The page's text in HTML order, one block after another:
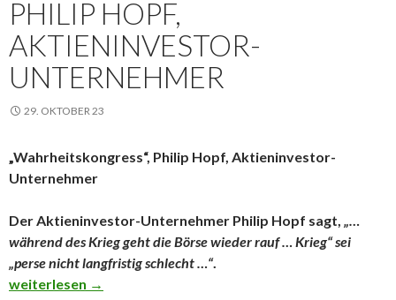
PHILIP HOPF,
AKTIENINVESTOR-
UNTERNEHMER
29. OKTOBER 23
„Wahrheitskongress“, Philip Hopf, Aktieninvestor-
Unternehmer
Der Aktieninvestor-Unternehmer Philip Hopf sagt, „…
während des Krieg geht die Börse wieder rauf … Krieg“ sei
„perse nicht langfristig schlecht …“.
Wahrheitskongress“, Philip Hopf, Aktieninvestor-
weiterlesen →